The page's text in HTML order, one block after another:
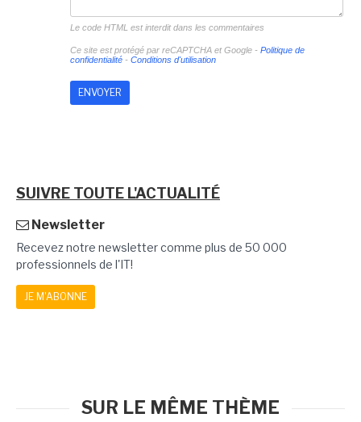
Le code HTML est interdit dans les commentaires
Ce site est protégé par reCAPTCHA et Google - Politique de
confidentialité- Conditions d'utilisation
SUIVRE TOUTE L'ACTUALITÉ
Newsletter
Recevez notre newsletter comme plus de 50 000
professionnels de l'IT!
JE M'ABONNE
SUR LE MÊME THÈME